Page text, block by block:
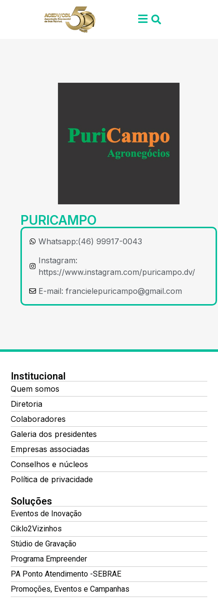
PURICAMPO
Whatsapp:(46) 99917-0043
Instagram:
https://www.instagram.com/puricampo.dv/
E-mail: francielepuricampo@gmail.com
Institucional
Quem somos
Diretoria
Colaboradores
Galeria dos presidentes
Empresas associadas
Conselhos e núcleos
Política de privacidade
Soluções
Eventos de Inovação
Ciklo2Vizinhos
Stúdio de Gravação
Programa Empreender
PA Ponto Atendimento -SEBRAE
Promoções, Eventos e Campanhas